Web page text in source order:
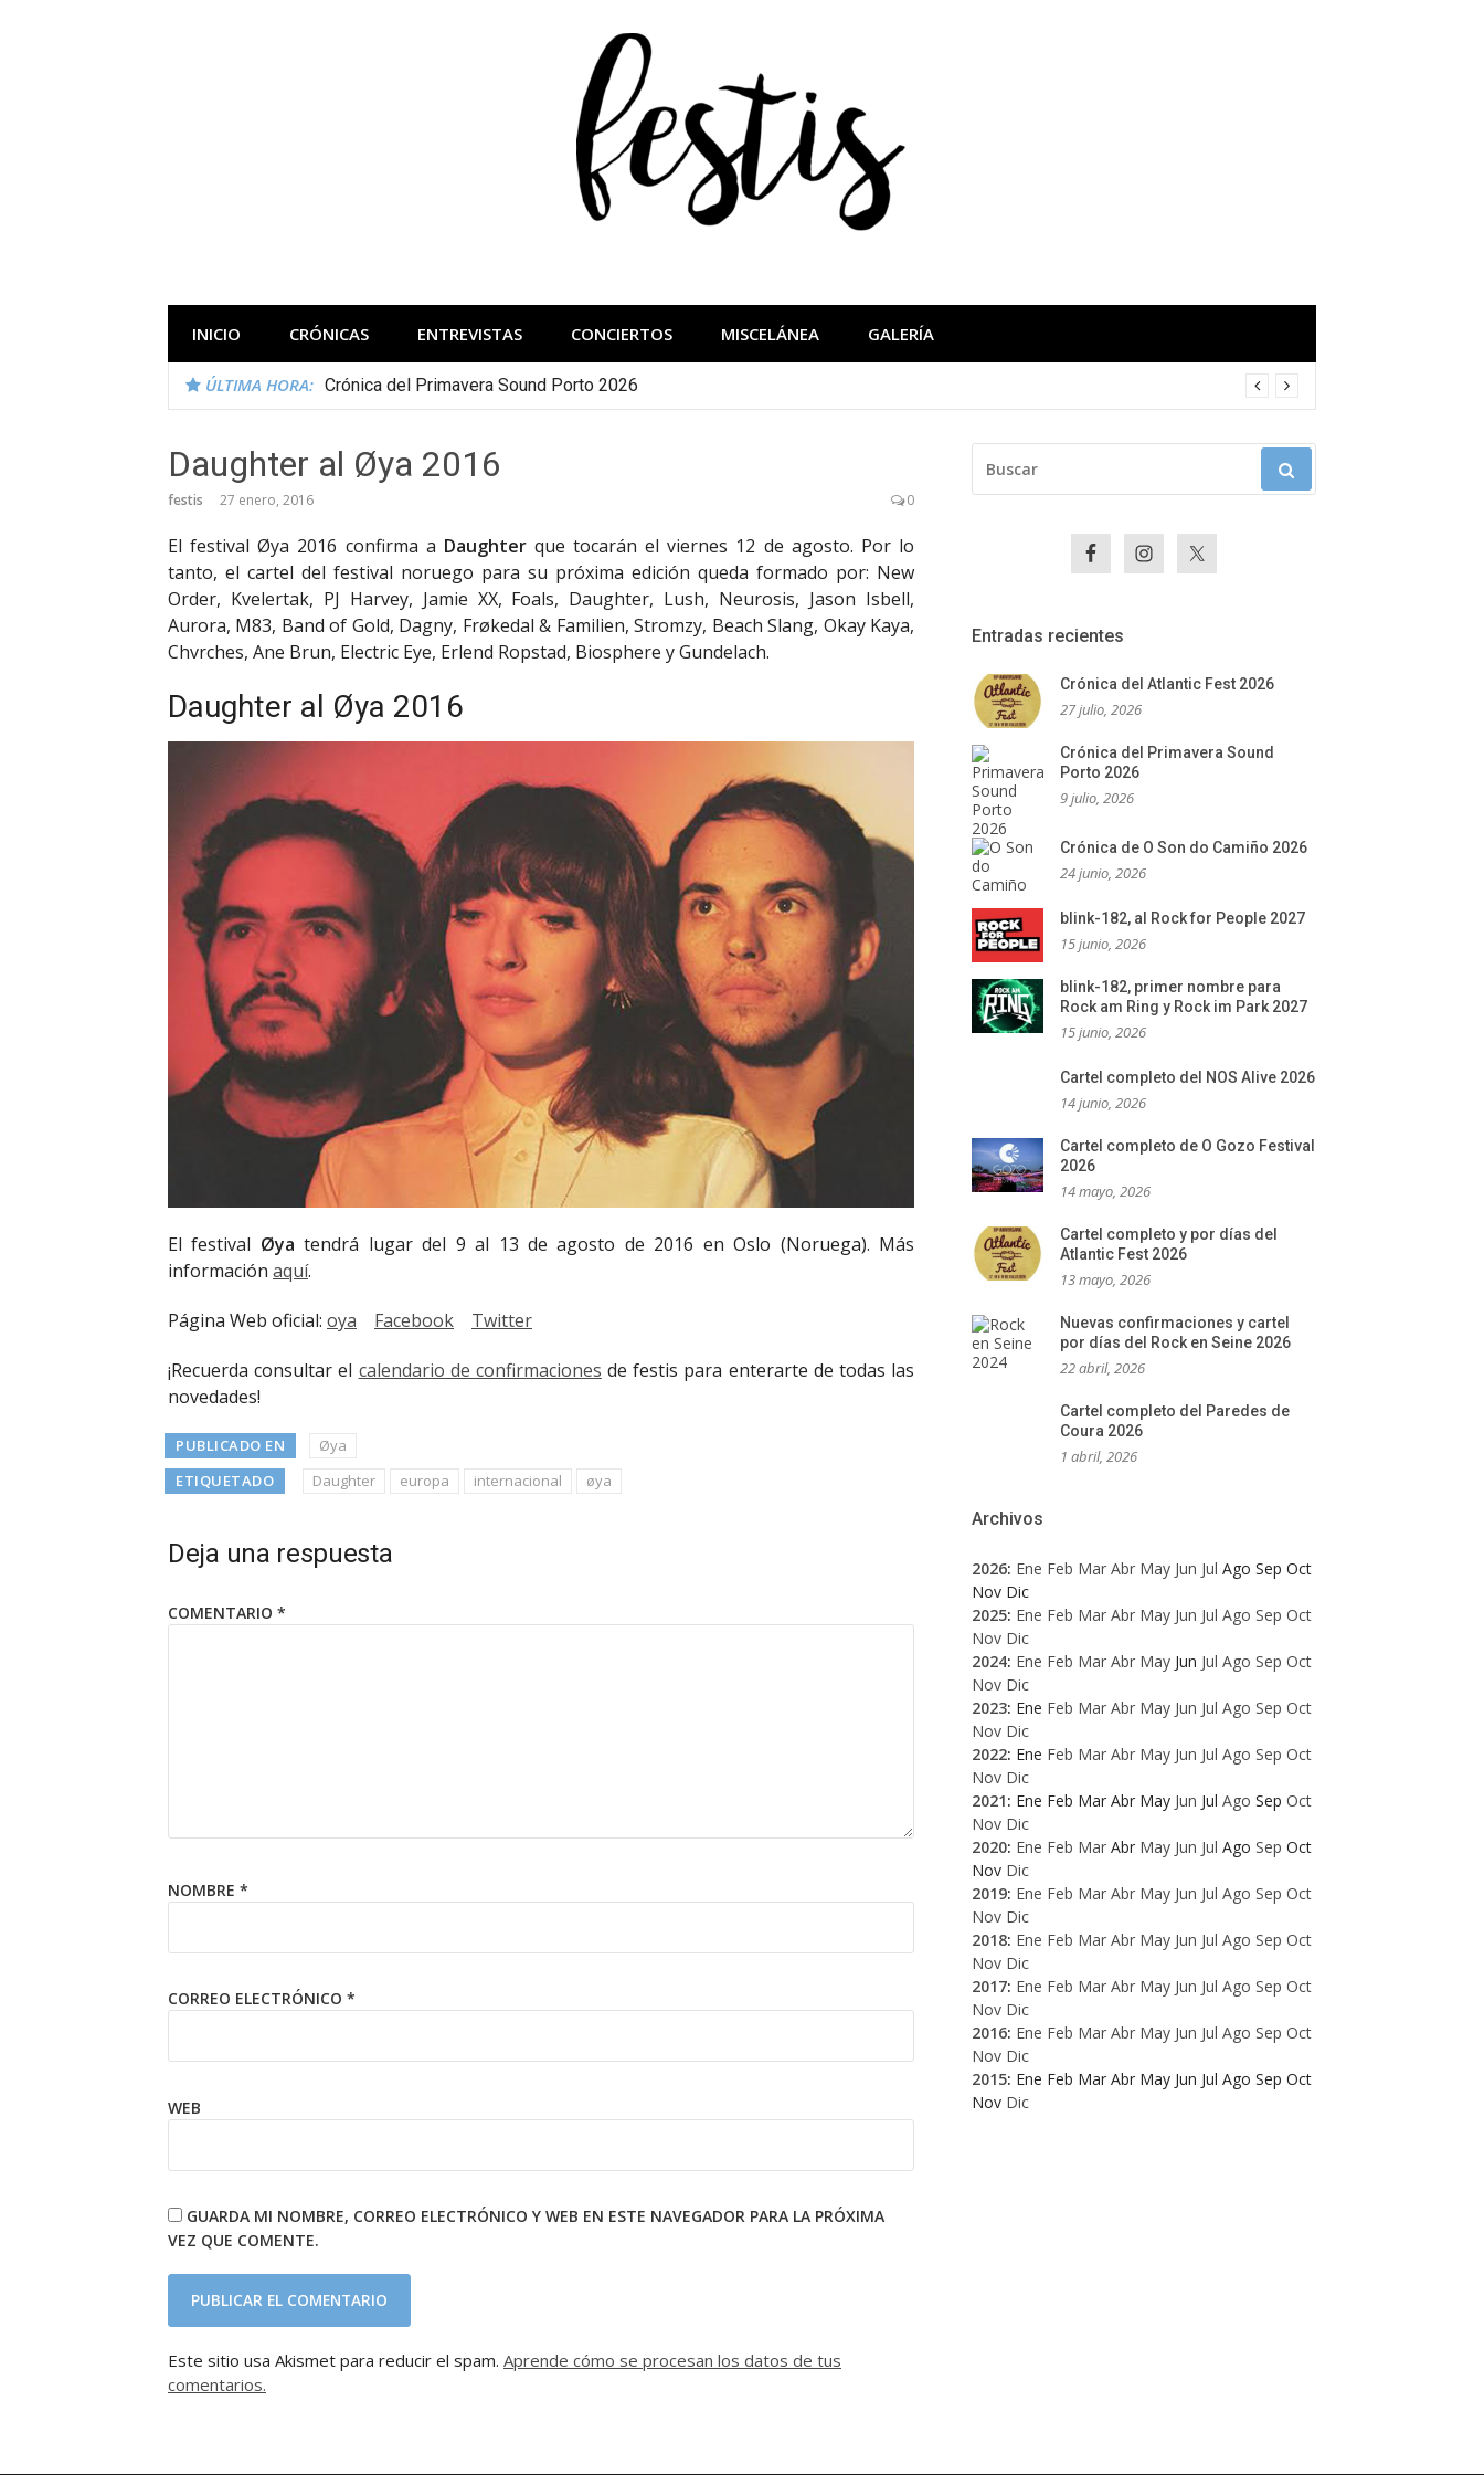
INICIO CRÓNICAS ENTREVISTAS CONCIERTOS MISCELÁNEA GALERÍA
ÚLTIMA HORA: Crónica del Primavera Sound Porto 2026
Daughter al Øya 2016
festis 27 enero, 2016 0
El festival Øya 2016 confirma a Daughterque tocarán el viernes 12 de agosto. Por lo
tanto, el cartel del festival noruego para su próxima edición queda formado por: New
Order, Kvelertak, PJ Harvey, Jamie XX, Foals, Daughter, Lush, Neurosis, Jason Isbell,
Aurora, M83, Band of Gold, Dagny, Frøkedal & Familien, Stromzy, Beach Slang, Okay Kaya,
Chvrches, Ane Brun, Electric Eye, Erlend Ropstad, Biosphere y Gundelach.
Daughter al Øya 2016
El festival Øyatendrá lugar del 9 al 13 de agosto de 2016 en Oslo (Noruega). Más
información aquí.
Página Web oficial: oya Facebook Twitter
¡Recuerda consultar el calendario de confirmaciones de festis para enterarte de todas las
novedades!
PUBLICADO EN
Øya
ETIQUETADO
Daughter europa internacional øya
Deja una respuesta
COMENTARIO *
NOMBRE *
CORREO ELECTRÓNICO *
WEB
GUARDA MI NOMBRE, CORREO ELECTRÓNICO Y WEB EN ESTE NAVEGADOR PARA LA PRÓXIMA
VEZ QUE COMENTE.
Este sitio usa Akismet para reducir el spam. Aprende cómo se procesan los datos de tus
comentarios.
Entradas recientes
Crónica del Atlantic Fest 2026
27 julio, 2026
Crónica del Primavera Sound
Porto 2026
9 julio, 2026
Crónica de O Son do Camiño 2026
24 junio, 2026
blink-182, al Rock for People 2027
15 junio, 2026
blink-182, primer nombre para
Rock am Ring y Rock im Park 2027
15 junio, 2026
Cartel completo del NOS Alive 2026
14 junio, 2026
Cartel completo de O Gozo Festival
2026
14 mayo, 2026
Cartel completo y por días del
Atlantic Fest 2026
13 mayo, 2026
Nuevas confirmaciones y cartel
por días del Rock en Seine 2026
22 abril, 2026
Cartel completo del Paredes de
Coura 2026
1 abril, 2026
Archivos
2026: Ene Feb Mar Abr May Jun Jul Ago Sep Oct
Nov Dic
2025: Ene Feb Mar Abr May Jun Jul Ago Sep Oct
Nov Dic
2024: Ene Feb Mar Abr May Jun Jul Ago Sep Oct
Nov Dic
2023: Ene Feb Mar Abr May Jun Jul Ago Sep Oct
Nov Dic
2022: Ene Feb Mar Abr May Jun Jul Ago Sep Oct
Nov Dic
2021: Ene Feb Mar Abr May Jun Jul Ago Sep Oct
Nov Dic
2020: Ene Feb Mar Abr May Jun Jul Ago Sep Oct
Nov Dic
2019: Ene Feb Mar Abr May Jun Jul Ago Sep Oct
Nov Dic
2018: Ene Feb Mar Abr May Jun Jul Ago Sep Oct
Nov Dic
2017: Ene Feb Mar Abr May Jun Jul Ago Sep Oct
Nov Dic
2016: Ene Feb Mar Abr May Jun Jul Ago Sep Oct
Nov Dic
2015: Ene Feb Mar Abr May Jun Jul Ago Sep Oct
Nov Dic